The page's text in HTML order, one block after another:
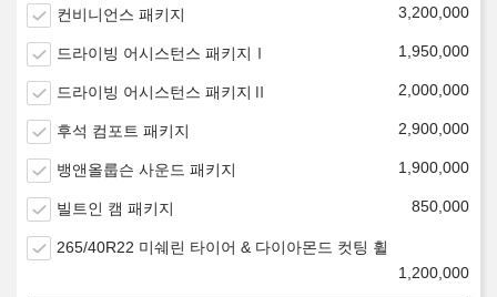
컨비니언스 패키지 3,200,000
드라이빙 어시스턴스 패키지Ⅰ 1,950,000
드라이빙 어시스턴스 패키지Ⅱ 2,000,000
후석 컴포트 패키지 2,900,000
뱅앤올룹슨 사운드 패키지 1,900,000
빌트인 캠 패키지 850,000
265/40R22 미쉐린 타이어 & 다이아몬드 컷팅 휠
1,200,000